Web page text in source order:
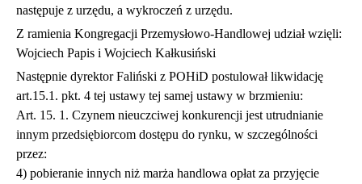
następuje z urzędu, a wykroczeń z urzędu.
Z ramienia Kongregacji Przemysłowo-Handlowej udział wzięli:
Wojciech Papis i Wojciech Kałkusiński
Następnie dyrektor Faliński z POHiD postulował likwidację
art.15.1. pkt. 4 tej ustawy tej samej ustawy w brzmieniu:
Art. 15. 1. Czynem nieuczciwej konkurencji jest utrudnianie
innym przedsiębiorcom dostępu do rynku, w szczególności
przez:
4) pobieranie innych niż marża handlowa opłat za przyjęcie